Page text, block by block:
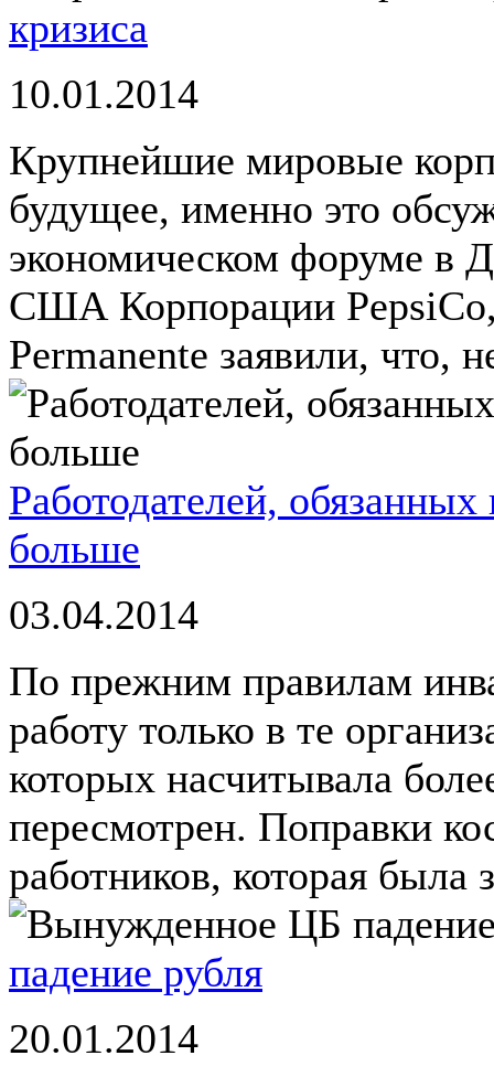
кризиса
10.01.2014
Крупнейшие мировые
будущее, именно это
экономическом форуме в
США Корпорации
Permanente заявили, что,
Работодателей,
больше
03.04.2014
По прежним правилам
работу только в те
которых насчитывала
пересмотрен. Поправки
работников, которая была
падение рубля
20.01.2014